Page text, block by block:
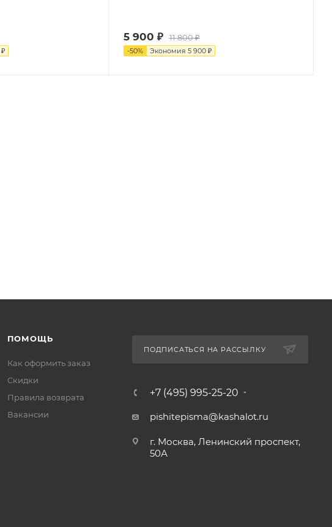
₽
5 900 ₽ 11 800₽
-50% Экономия 5 900₽
ПОМОЩЬ
Как оформить заказ
Скидки
Правила возврата
Вакансии
ПОДПИСАТЬСЯ НА РАССЫЛКУ
+7 (495) 995-25-20​
pishitepisma@kashalot.ru
г. Москва, Ленинский проспект,
50А​